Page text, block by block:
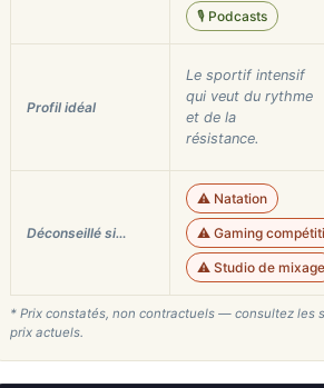
🎙️ Podcasts
Profil idéal
Le sportif intensif
qui veut du rythme
et de la
résistance.
Déconseillé si…
⚠️ Natation
⚠️ Gaming
⚠️ Studio de mixage
* Prix constatés, non contractuels — consultez les
prix actuels.